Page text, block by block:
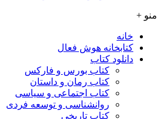
منو +
خانه
کتابخانه هوش فعال
دانلود کتاب
کتاب بورس و فارکس
کتاب رمان و داستان
کتاب اجتماعی و سیاسی
روانشناسی و توسعه فردی
کتاب تاریخی